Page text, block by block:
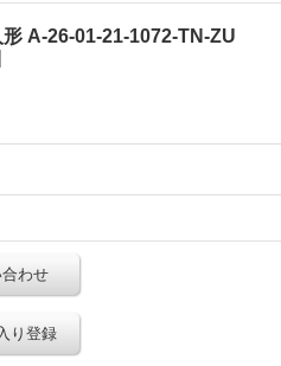
A-26-01-21-1072-TN-ZU
わせ
り登録